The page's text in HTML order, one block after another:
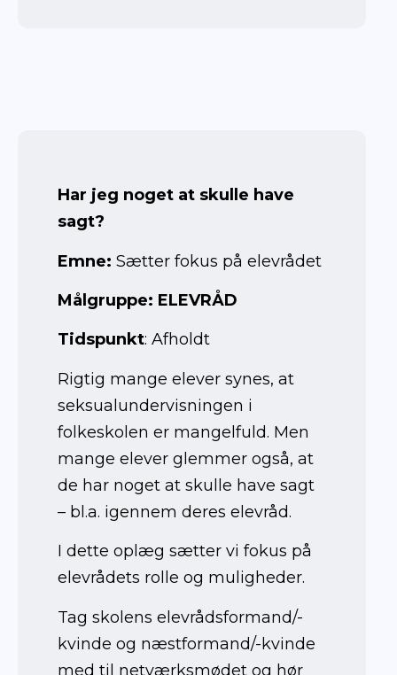
Har jeg noget at skulle have
sagt?
Emne: Sætter fokus på elevrådet
Målgruppe: ELEVRÅD
Tidspunkt: Afholdt
Rigtig mange elever synes, at
seksualundervisningen i
folkeskolen er mangelfuld. Men
mange elever glemmer også, at
de har noget at skulle have sagt
– bl.a. igennem deres elevråd.
I dette oplæg sætter vi fokus på
elevrådets rolle og muligheder.
Tag skolens elevrådsformand/-
kvinde og næstformand/-kvinde
med til netværksmødet og hør